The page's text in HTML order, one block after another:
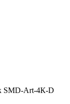
SMD-Art-4К-D